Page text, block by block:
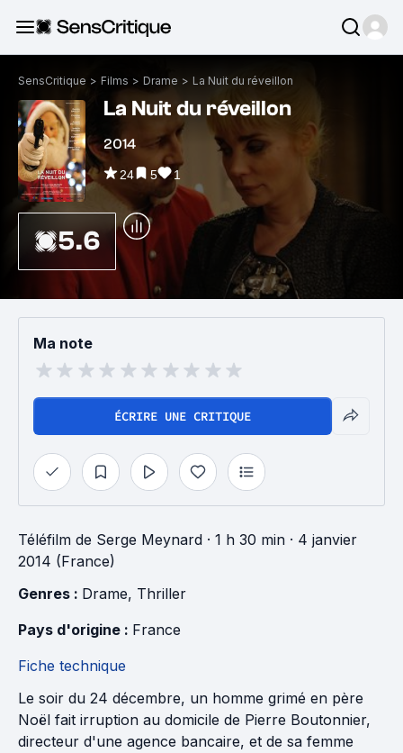
SensCritique > Films > Drame > La Nuit du réveillon
La Nuit du réveillon
2014
24 5 1
5.6
Ma note
ÉCRIRE UNE CRITIQUE
Téléfilm de Serge Meynard · 1 h 30 min · 4 janvier
2014 (France)
Genres : Drame, Thriller
Pays d'origine : France
Fiche technique
Le soir du 24 décembre, un homme grimé en père
Noël fait irruption au domicile de Pierre Boutonnier,
directeur d'une agence bancaire, et de sa femme